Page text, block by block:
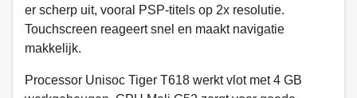
er scherp uit, vooral PSP-titels op 2x resolutie.
Touchscreen reageert snel en maakt navigatie
makkelijk.
Processor Unisoc Tiger T618 werkt vlot met 4 GB